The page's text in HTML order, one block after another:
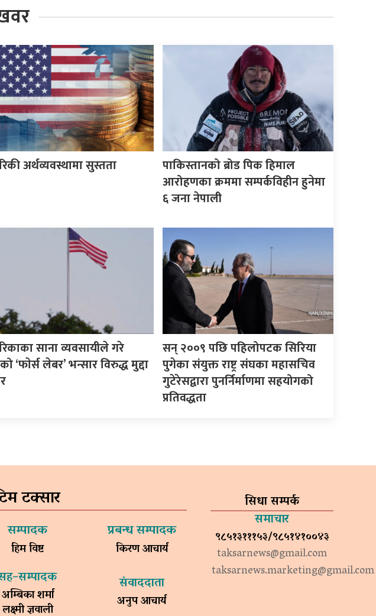
अर्थव्यवस्थामा सुस्तता
पाकिस्तानको ब्रोड पिक हिमाल
आरोहणका क्रममा सम्पर्कविहीन हुनेमा
६ जना नेपाली
साना व्यवसायीले गरे
‘फाेर्स लेबर’ भन्सार विरुद्ध मुद्दा
सन् २००९ पछि पहिलोपटक सिरिया
पुगेका संयुक्त राष्ट्र संघका महासचिव
गुटेरेसद्वारा पुनर्निर्माणमा सहयोगको
प्रतिवद्धता
टक्सार
सम्पादक
हिम विष्ट
प्रबन्ध सम्पादक
किरण आचार्य
अम्बिका शर्मा
लक्ष्मी ज्ञवाली
संवाददाता
अनुप आचार्य
सिधा सम्पर्क
समाचार
९८५१३१११५३/९८५१४१००४३
taksarnews@gmail.com
taksarnews.marketing@gmail.com